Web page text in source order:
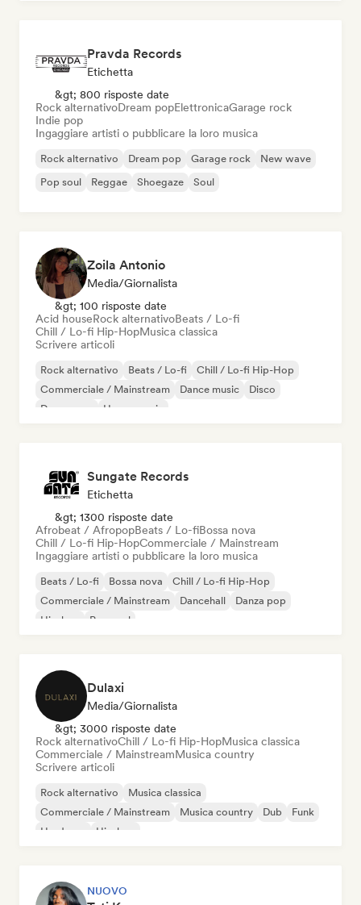
Pravda Records
Etichetta
&gt; 800 risposte date
Rock alternativoDream popElettronicaGarage rock
Indie pop
Ingaggiare artisti o pubblicare la loro musica
Rock alternativo Dream pop Garage rock
New wave
Pop soul
Reggae Shoegaze Soul
Zoila Antonio
Media/Giornalista
&gt; 100 risposte date
Acid houseRock alternativoBeats / Lo-fi
Chill / Lo-fi Hip-HopMusica classica
Scrivere articoli
Rock alternativo Beats / Lo-fi
Chill / Lo-fi Hip-Hop
Commerciale / Mainstream
Dance music
Disco
Dream pop
House music
Sungate Records
Etichetta
&gt; 1300 risposte date
Afrobeat / AfropopBeats / Lo-fiBossa nova
Chill / Lo-fi Hip-HopCommerciale / Mainstream
Ingaggiare artisti o pubblicare la loro musica
Beats / Lo-fi Bossa nova
Chill / Lo-fi Hip-Hop
Commerciale / Mainstream
Dancehall
Danza pop
Hip-hop
Pop soul
Dulaxi
Media/Giornalista
&gt; 3000 risposte date
Rock alternativoChill / Lo-fi Hip-HopMusica classica
Commerciale / MainstreamMusica country
Scrivere articoli
Rock alternativo
Musica classica
Commerciale / Mainstream
Musica country Dub
Funk
Hardcore
Hip-hop
NUOVO